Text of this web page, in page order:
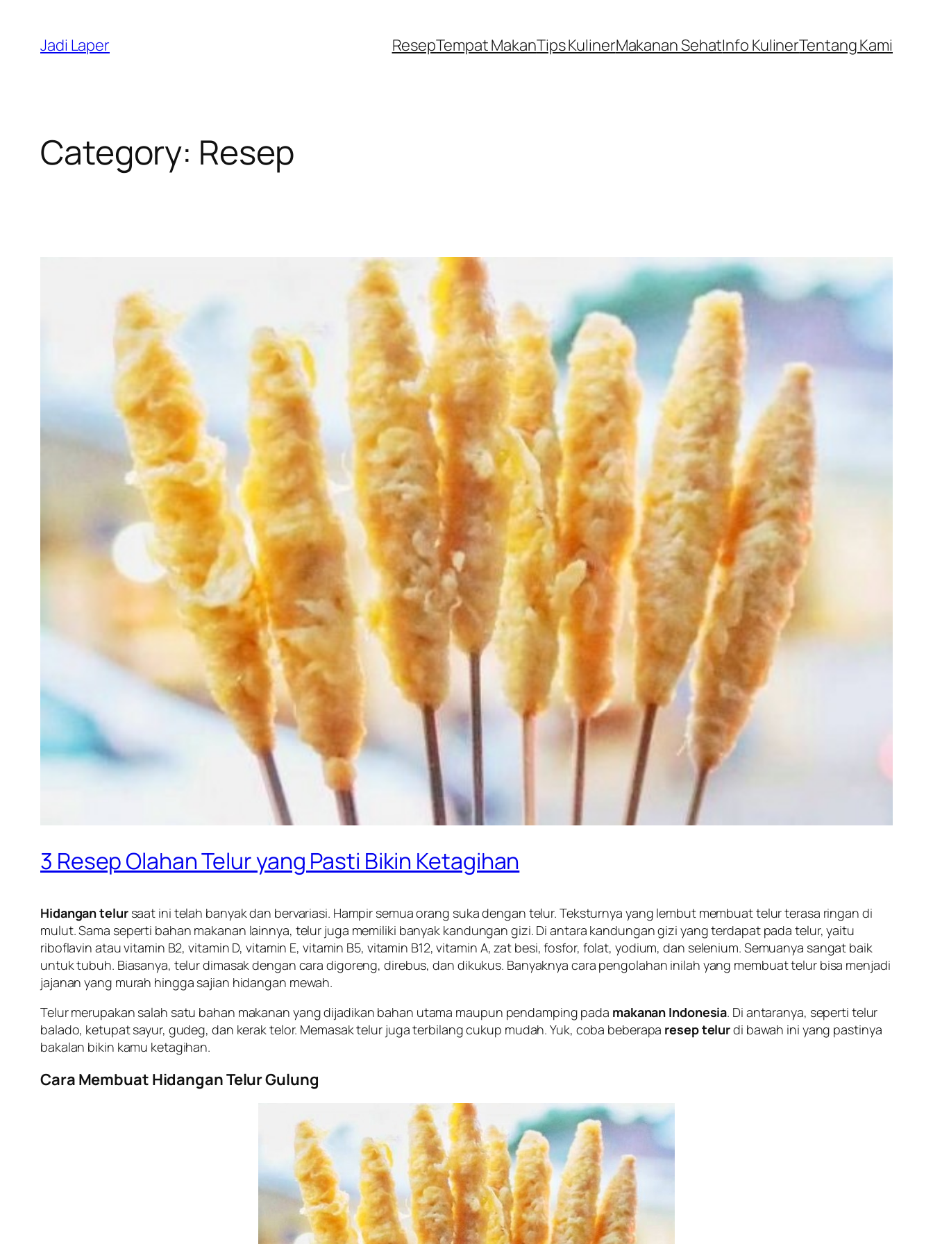
content
Jadi Laper ResepTempat MakanTips KulinerMakanan SehatInfo KulinerTentang Kami
Category: Resep
3 Resep Olahan Telur yang Pasti Bikin Ketagihan
Hidangan telursaat ini telah banyak dan bervariasi. Hampir semua orang suka dengan telur. Teksturnya yang lembut membuat telur terasa ringan di
mulut. Sama seperti bahan makanan lainnya, telur juga memiliki banyak kandungan gizi. Di antara kandungan gizi yang terdapat pada telur, yaitu
riboflavin atau vitamin B2, vitamin D, vitamin E, vitamin B5, vitamin B12, vitamin A, zat besi, fosfor, folat, yodium, dan selenium. Semuanya sangat baik
untuk tubuh. Biasanya, telur dimasak dengan cara digoreng, direbus, dan dikukus. Banyaknya cara pengolahan inilah yang membuat telur bisa menjadi
jajanan yang murah hingga sajian hidangan mewah.
Telur merupakan salah satu bahan makanan yang dijadikan bahan utama maupun pendamping pada makanan Indonesia. Di antaranya, seperti telur
balado, ketupat sayur, gudeg, dan kerak telor. Memasak telur juga terbilang cukup mudah. Yuk, coba beberapa resep telurdi bawah ini yang pastinya
bakalan bikin kamu ketagihan.
Cara Membuat Hidangan Telur Gulung